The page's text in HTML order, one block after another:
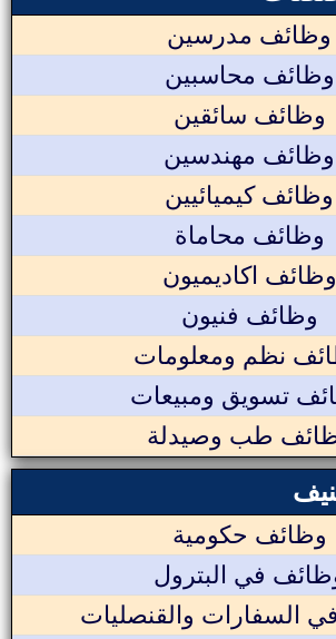
وظائف مدرسين
وظائف محاسبين
وظائف سائقين
وظائف مهندسين
وظائف كيميائيين
وظائف محاماة
وظائف اكاديميون
وظائف فنيون
نظم ومعلومات
تسويق ومبيعات
طب وصيدلة
وظائف حكومية
في البترول
السفارات والقنصليات